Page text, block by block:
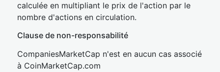
calculée en multipliant le prix de l'action par le
nombre d'actions en circulation.
Clause de non-responsabilité
CompaniesMarketCap n'est en aucun cas associé
à CoinMarketCap.com